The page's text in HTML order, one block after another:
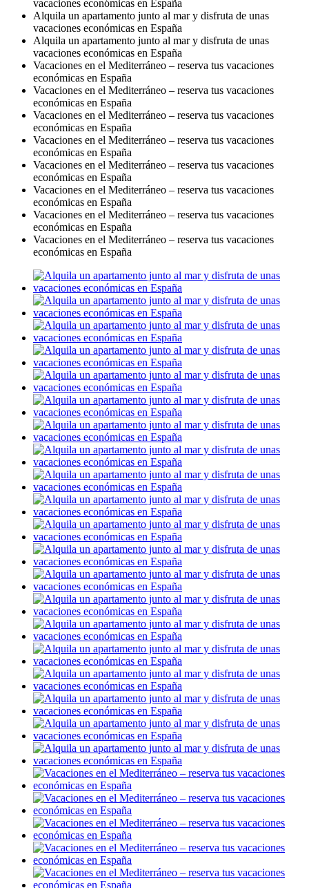
vacaciones económicas en España
Alquila un apartamento junto al mar y disfruta de unas
vacaciones económicas en España
Alquila un apartamento junto al mar y disfruta de unas
vacaciones económicas en España
Vacaciones en el Mediterráneo – reserva tus vacaciones
económicas en España
Vacaciones en el Mediterráneo – reserva tus vacaciones
económicas en España
Vacaciones en el Mediterráneo – reserva tus vacaciones
económicas en España
Vacaciones en el Mediterráneo – reserva tus vacaciones
económicas en España
Vacaciones en el Mediterráneo – reserva tus vacaciones
económicas en España
Vacaciones en el Mediterráneo – reserva tus vacaciones
económicas en España
Vacaciones en el Mediterráneo – reserva tus vacaciones
económicas en España
Vacaciones en el Mediterráneo – reserva tus vacaciones
económicas en España